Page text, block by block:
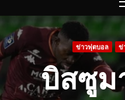
ข่าวฟุตบอล ข่
บิสซูม